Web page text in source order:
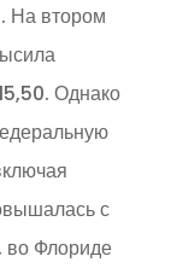
На втором
Однако
с
во Флориде